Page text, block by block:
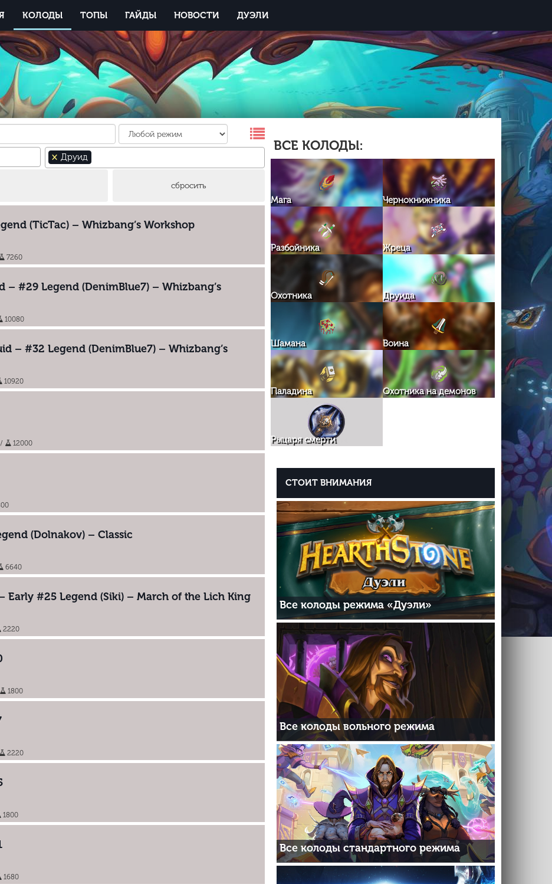
КОЛОДЫ ТОПЫ ГАЙДЫ НОВОСТИ ДУЭЛИ
× Друид
(TicTac) – Whizbang’s Workshop
7260
– #29 Legend (DenimBlue7) – Whizbang’s
10080
– #32 Legend (DenimBlue7) – Whizbang’s
10920
12000
(Dolnakov) – Classic
6640
Early #25 Legend (Siki) – March of the Lich King
2220
1800
2220
1800
1680
ВСЕ КОЛОДЫ:
Мага Чернокнижника
Разбойника Жреца
Охотника Друида
Шамана Воина
Паладина Охотника на демонов
Рыцаря смерти
СТОИТ ВНИМАНИЯ
Все колоды режима «Дуэли»
Все колоды вольного режима
Все колоды стандартного режима